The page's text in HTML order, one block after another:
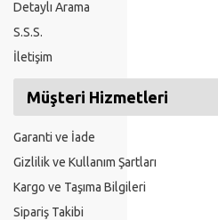
Detaylı Arama
S.S.S.
İletişim
Müşteri Hizmetleri
Garanti ve İade
Gizlilik ve Kullanım Şartları
Kargo ve Taşıma Bilgileri
Sipariş Takibi